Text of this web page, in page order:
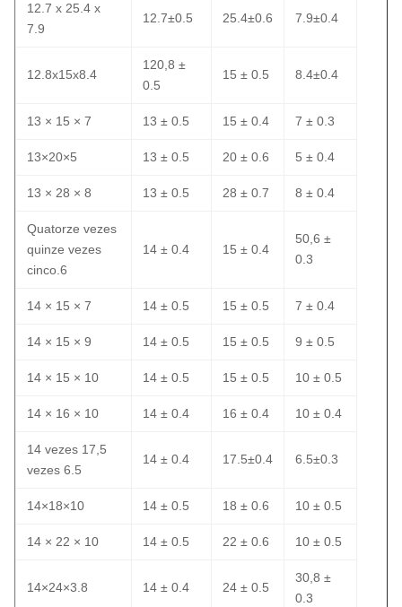
12.7 x 25.4 x
7.9
12.7±0.5 25.4±0.6 7.9±0.4
12.8x15x8.4
120,8 ±
0.5
15 ± 0.5 8.4±0.4
13 × 15 × 7 13 ± 0.5 15 ± 0.4 7 ± 0.3
13×20×5 13 ± 0.5 20 ± 0.6 5 ± 0.4
13 × 28 × 8 13 ± 0.5 28 ± 0.7 8 ± 0.4
Quatorze vezes
quinze vezes
cinco.6
14 ± 0.4 15 ± 0.4
50,6 ±
0.3
14 × 15 × 7 14 ± 0.5 15 ± 0.5 7 ± 0.4
14 × 15 × 9 14 ± 0.5 15 ± 0.5 9 ± 0.5
14 × 15 × 10 14 ± 0.5 15 ± 0.5 10 ± 0.5
14 × 16 × 10 14 ± 0.4 16 ± 0.4 10 ± 0.4
14 vezes 17,5
vezes 6.5
14 ± 0.4 17.5±0.4 6.5±0.3
14×18×10 14 ± 0.5 18 ± 0.6 10 ± 0.5
14 × 22 × 10 14 ± 0.5 22 ± 0.6 10 ± 0.5
14×24×3.8 14 ± 0.4 24 ± 0.5
30,8 ±
0.3